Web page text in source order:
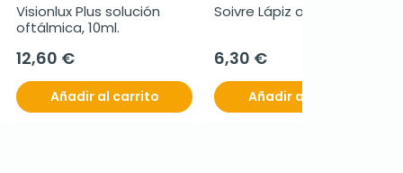
Visionlux Plus solución
oftálmica, 10ml.
12,60 €
Añadir al carrito
Soivre Lápiz ojos marrón
6,30 €
Añadir al carrito